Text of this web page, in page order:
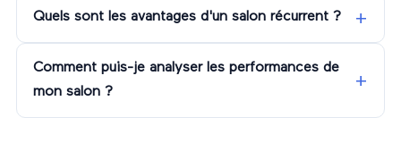
Quels sont les avantages d'un salon récurrent ?
Comment puis-je analyser les performances de
mon salon ?